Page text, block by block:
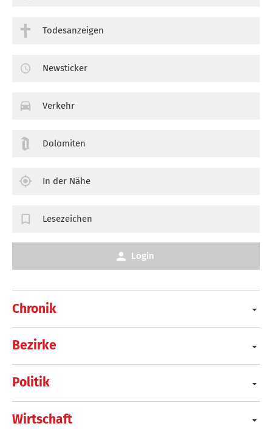
Chronik
Bezirke
Politik
Wirtschaft
Todesanzeigen
Newsticker
Verkehr
Dolomiten
In der Nähe
Lesezeichen
Login